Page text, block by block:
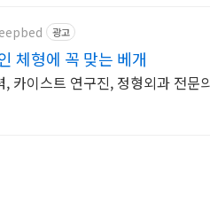
광고
체형에 꼭 맞는 베개
카이스트 연구진, 정형외과 전문